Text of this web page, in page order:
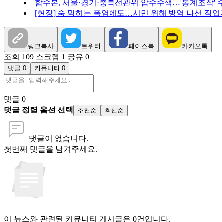
합수본, 서울·경기·충북선관위 압수수색…'통계조작'
[현장] 숨 막히는 폭염에도…시민 위해 방역 나선 작업
링크복사 트위터 페이스북 카카오톡
조회 109 스크랩 1 공유 0
댓글 0 커뮤니티 0
댓글 0
댓글 정렬 옵션 선택
추천순 최신순
댓글이 없습니다.
첫번째 댓글을 남겨주세요.
이 뉴스와 관련된 커뮤니티 게시글은 0건입니다.